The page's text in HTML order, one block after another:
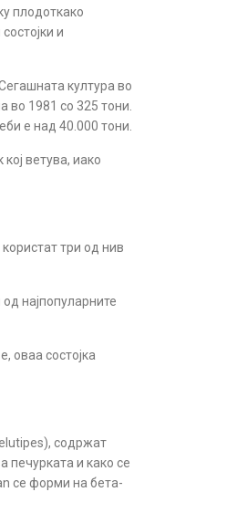
плодоткако
и
култура во
во 1981 со 325 тони.
е над 40.000 тони.
ветува, иако
три од нив
најпопуларните
оваа состојка
), содржат
печурката и како се
се форми на бета-